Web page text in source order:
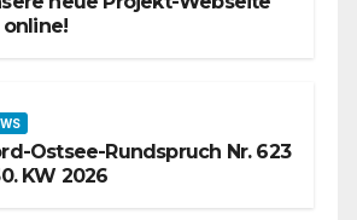
online!
Ostsee-Rundspruch Nr. 623
KW 2026